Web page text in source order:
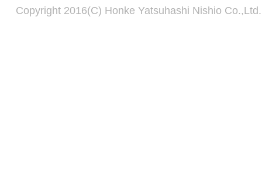
Copyright 2016(C) Honke Yatsuhashi Nishio